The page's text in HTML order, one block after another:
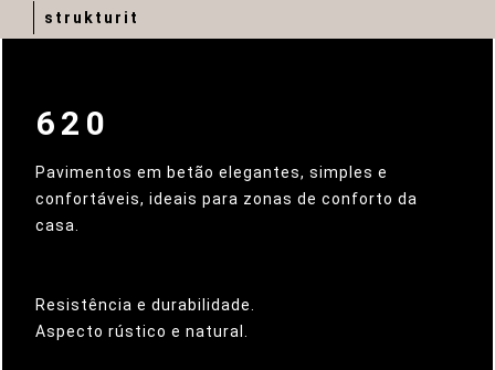
strukturit
620
Pavimentos em betão elegantes, simples e
confortáveis, ideais para zonas de conforto da
casa.
Resistência e durabilidade.
Aspecto rústico e natural.